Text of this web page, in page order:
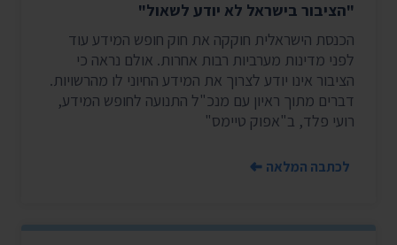
"הציבור בישראל לא יודע לשאול"
הכנסת הישראלית חוקקה את חוק חופש המידע עוד
לפני מדינות מערביות רבות אחרות. אולם נראה כי
הציבור אינו יודע לצרוך את המידע החיוני לו מהרשויות.
דברים מתוך ראיון עם מנכ"ל התנועה לחופש המידע,
רועי פלד, ב"אפוק טיימס"
לכתבה המלאה